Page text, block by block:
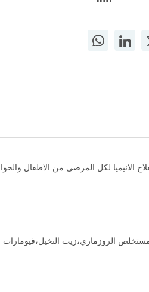
الروزماري،زيت